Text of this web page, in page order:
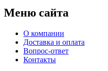
Меню сайта
О компании
Доставка и оплата
Вопрос-ответ
Контакты